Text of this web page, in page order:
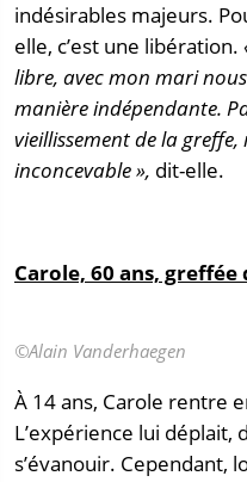
indésirables majeurs.
elle, c’est une libération.
libre, avec mon mari
manière indépendante.
vieillissement de la
inconcevable », dit-elle.
Carole, 60 ans, greffée
©Alain Vanderhaegen
À 14 ans, Carole rentre
L’expérience lui déplait,
s’évanouir. Cependant,